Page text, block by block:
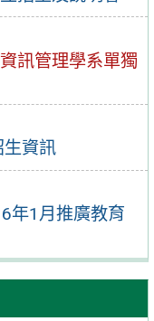
訊管理學系單獨
資訊
年1月推廣教育